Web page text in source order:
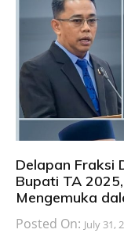
Delapan Fraksi
Bupati TA
Mengemuka
Posted On: July 31,